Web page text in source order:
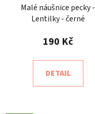
Malé náušnice pecky -
Lentilky - černé
190 Kč
DETAIL